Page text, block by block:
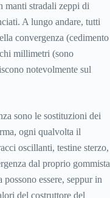
manti stradali zeppi di
A lungo andare, tutti
convergenza (cedimento
millimetri (sono
notevolmente sul
sono le sostituzioni dei
ogni qualvolta il
oscillanti, testine sterzo,
dal proprio gommista
essere, seppur in
del costruttore del